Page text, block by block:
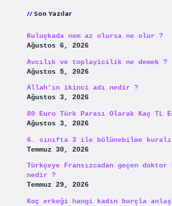
Son Yazılar
Kuluçkada nem az olursa ne olur ?
Ağustos 6, 2026
Avcılık ve toplayicilik ne demek ?
Ağustos 5, 2026
Allah’ın ikinci adı nedir ?
Ağustos 3, 2026
80 Euro Türk Parası Olarak Kaç TL
Ağustos 3, 2026
6. sınıfta 3 ile bölünebilme
Temmuz 30, 2026
Türkçeye Fransızcadan geçen
nedir ?
Temmuz 29, 2026
Koç erkeği hangi kadın burçla